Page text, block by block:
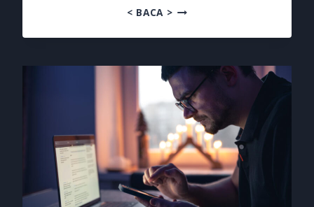
< BACA >EMAIL
KINI
SESI
LOGIN